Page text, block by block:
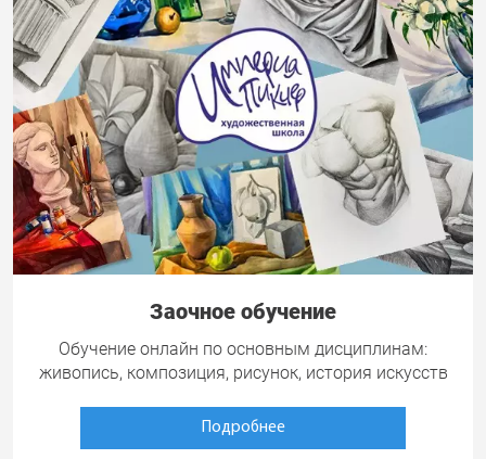
Заочное обучение
Обучение онлайн по основным дисциплинам:
живопись, композиция, рисунок, история искусств
Подробнее